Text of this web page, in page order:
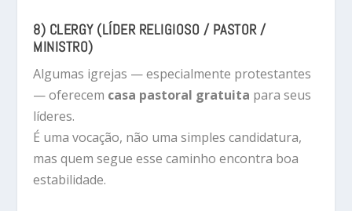
8) CLERGY (LÍDER RELIGIOSO / PASTOR /
MINISTRO)
Algumas igrejas — especialmente protestantes
— oferecem casa pastoral gratuita para seus
líderes.
É uma vocação, não uma simples candidatura,
mas quem segue esse caminho encontra boa
estabilidade.